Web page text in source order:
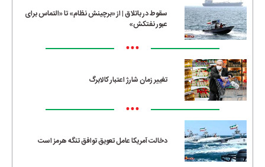
سقوط در باتلاق | از «برچینش نظام» تا «التماس برای
عبور نفتکش»
•••
تغییر زمان شارژ اعتبار کالابرگ
•••
دخالت آمریکا عامل تعویق توافق تنگه هرمز است